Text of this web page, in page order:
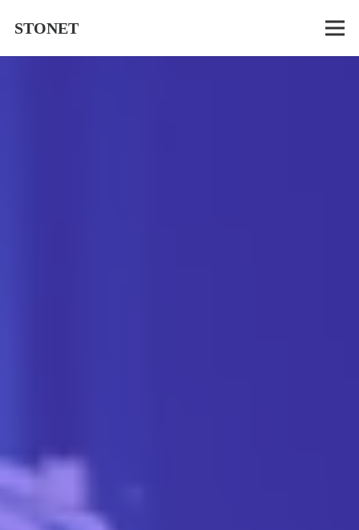
STONET